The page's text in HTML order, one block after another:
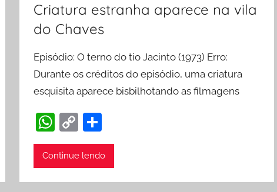
Criatura estranha aparece na vila
do Chaves
Episódio: O terno do tio Jacinto (1973) Erro:
Durante os créditos do episódio, uma criatura
esquisita aparece bisbilhotando as filmagens
W
h
at
s
C
o
p
y
h
ar
e
Continue lendo